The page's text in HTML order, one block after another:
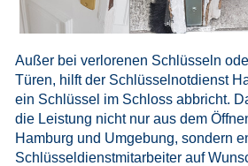
Außer bei verlorenen Schlüsseln
Türen, hilft der Schlüsselnotdienst
ein Schlüssel im Schloss abbricht.
die Leistung nicht nur aus dem
Hamburg und Umgebung, sondern
Schlüsseldienstmitarbeiter auf